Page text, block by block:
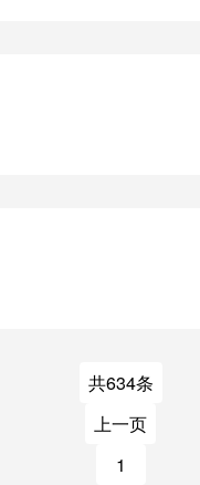
共634条
上一页
1